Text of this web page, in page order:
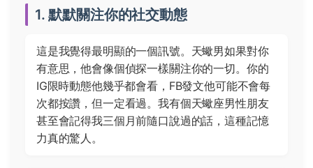
1. 默默關注你的社交動態
這是我覺得最明顯的一個訊號。天蠍男如果對你
有意思，他會像個偵探一樣關注你的一切。你的
IG限時動態他幾乎都會看，FB發文他可能不會每
次都按讚，但一定看過。我有個天蠍座男性朋友
甚至會記得我三個月前隨口說過的話，這種記憶
力真的驚人。